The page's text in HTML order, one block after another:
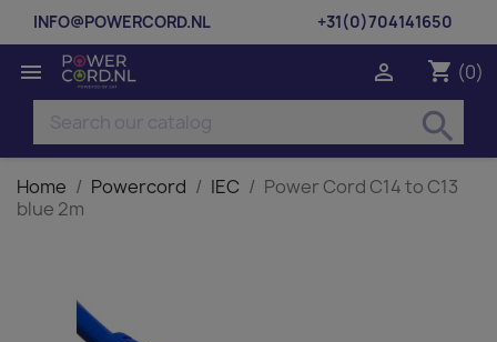
INFO@POWERCORD.NL +31(0)704141650
 shopping_cart (0)

search
Home Powercord IEC
Power Cord C14 to C13
blue 2m